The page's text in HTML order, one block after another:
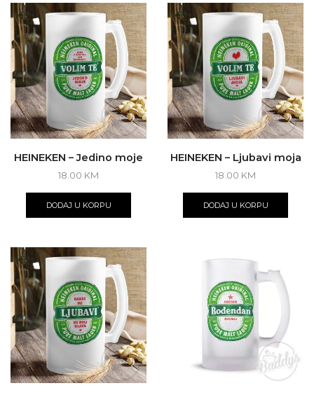
HEINEKEN – Jedino moje
18.00 KM
DODAJ U KORPU
HEINEKEN – Ljubavi moja
18.00 KM
DODAJ U KORPU